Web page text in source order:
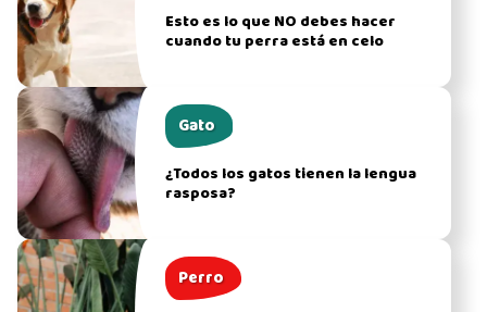
Esto es lo que NO debes hacer
cuando tu perra está en celo
Gato
¿Todos los gatos tienen la lengua
rasposa?
Perro